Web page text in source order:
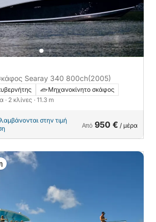
Μηχανοκίνητο σκάφος Searay 340 800ch(2005)
Μηχανοκίνητο σκάφος
· 2 κλίνες · 11.3 m
στην τιμή
Από 950 € / μέρα